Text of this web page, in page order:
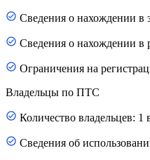
Сведения о нахождении в
Сведения о нахождении в
Ограничения на
Владельцы по ПТС
Количество владельцев: 1
Сведения об